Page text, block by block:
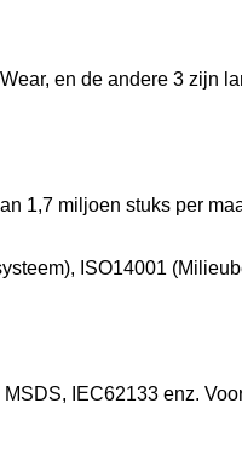
en de andere 3 zijn
1,7 miljoen stuks per
ISO14001
IEC62133 enz.